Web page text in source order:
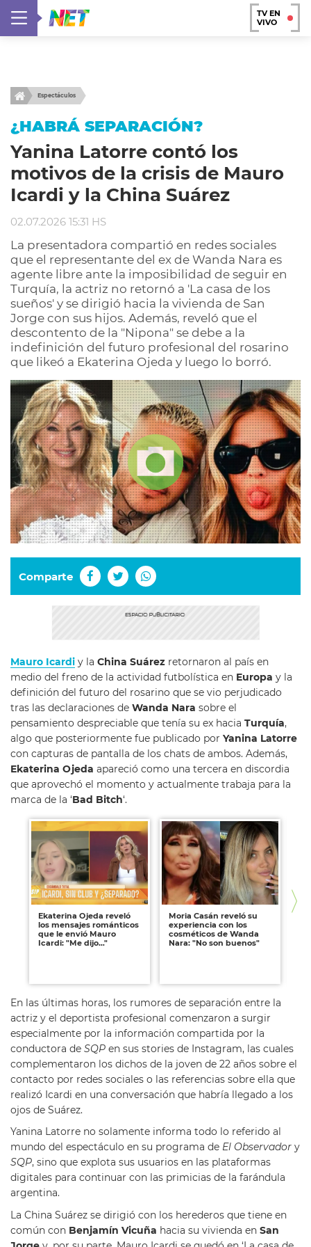
TV EN
VIVO
Espectáculos
¿HABRÁ SEPARACIÓN?
Yanina Latorre contó los
motivos de la crisis de Mauro
Icardi y la China Suárez
02.07.2026 15:31 HS
La presentadora compartió en redes sociales
que el representante del ex de Wanda Nara es
agente libre ante la imposibilidad de seguir en
Turquía, la actriz no retornó a 'La casa de los
sueños' y se dirigió hacia la vivienda de San
Jorge con sus hijos. Además, reveló que el
descontento de la "Nipona" se debe a la
indefinición del futuro profesional del rosarino
que likeó a Ekaterina Ojeda y luego lo borró.
Comparte
Mauro Icardi y la China Suárez retornaron al país en
medio del freno de la actividad futbolística en Europa y la
definición del futuro del rosarino que se vio perjudicado
tras las declaraciones de Wanda Nara sobre el
pensamiento despreciable que tenía su ex hacia Turquía,
algo que posteriormente fue publicado por Yanina Latorre
con capturas de pantalla de los chats de ambos. Además,
Ekaterina Ojeda apareció como una tercera en discordia
que aprovechó el momento y actualmente trabaja para la
marca de la ‘Bad Bitch‘.
Ekaterina Ojeda reveló
los mensajes románticos
que le envió Mauro
Icardi: "Me dijo…"
Moria Casán reveló su
experiencia con los
cosméticos de Wanda
Nara: "No son buenos"
En las últimas horas, los rumores de separación entre la
actriz y el deportista profesional comenzaron a surgir
especialmente por la información compartida por la
conductora de SQP en sus stories de Instagram, las cuales
complementaron los dichos de la joven de 22 años sobre el
contacto por redes sociales o las referencias sobre ella que
realizó Icardi en una conversación que habría llegado a los
ojos de Suárez.
Yanina Latorre no solamente informa todo lo referido al
mundo del espectáculo en su programa de El Observador y
SQP, sino que explota sus usuarios en las plataformas
digitales para continuar con las primicias de la farándula
argentina.
La China Suárez se dirigió con los herederos que tiene en
común con Benjamín Vicuña hacia su vivienda en San